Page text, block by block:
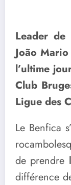
Leader
João
l’ultime
Club
Ligue des
Le Benfica
de prendre
différence